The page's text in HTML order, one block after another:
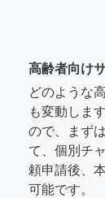
高齢者向け
どのような
も変動しま
ので、まず
て、個別チ
頼申請後、
可能です。